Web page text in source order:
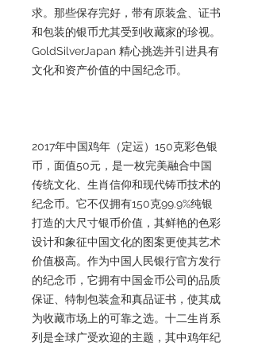
求。那些保存完好，带有原装盒、证书
和包装的银币尤其受到收藏家的珍视。
GoldSilverJapan 精心挑选并引进具有
文化和资产价值的中国纪念币。
2017年中国鸡年（定运）150克彩色银
币，面值50元，是一枚完美融合中国
传统文化、生肖信仰和现代铸币技术的
纪念币。它不仅拥有150克99.9%纯银
打造的大尺寸银币价值，其鲜艳的色彩
设计和象征中国文化的图案更使其艺术
价值极高。作为中国人民银行官方发行
的纪念币，它拥有中国金币公司的品质
保证、特制包装盒和真品证书，使其成
为收藏市场上的可靠之选。十二生肖系
列是全球广受欢迎的主题，其中鸡年纪